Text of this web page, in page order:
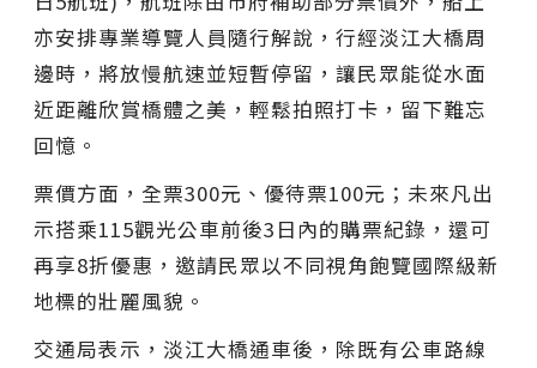
亦安排專業導覽人員隨行解說，行經淡江大橋周
邊時，將放慢航速並短暫停留，讓民眾能從水面
近距離欣賞橋體之美，輕鬆拍照打卡，留下難忘
回憶。
票價方面，全票300元、優待票100元；未來凡出
示搭乘115觀光公車前後3日內的購票紀錄，還可
再享8折優惠，邀請民眾以不同視角飽覽國際級新
地標的壯麗風貌。
交通局表示，淡江大橋通車後，除既有公車路線